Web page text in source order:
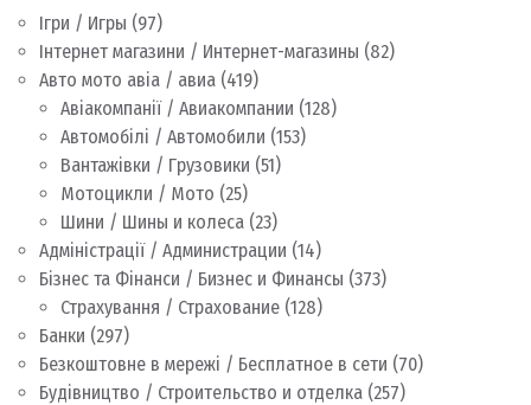
Ігри / Игры (97)
Інтернет магазини / Интернет-магазины (82)
Авто мото авіа / авиа (419)
Авіакомпанії / Авиакомпании (128)
Автомобілі / Автомобили (153)
Вантажівки / Грузовики (51)
Мотоцикли / Мото (25)
Шини / Шины и колеса (23)
Адміністрації / Администрации (14)
Бізнес та Фінанси / Бизнес и Финансы (373)
Страхування / Страхование (128)
Банки (297)
Безкоштовне в мережі / Бесплатное в сети (70)
Будівництво / Строительство и отделка (257)